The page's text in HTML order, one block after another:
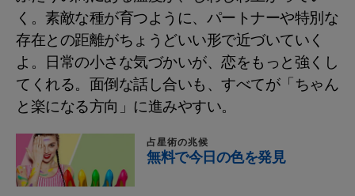
く。素敵な種が育つように、パートナーや特別な
存在との距離がちょうどいい形で近づいていく
よ。日常の小さな気づかいが、恋をもっと強くし
てくれる。面倒な話し合いも、すべてが「ちゃん
と楽になる方向」に進みやすい。
占星術の兆候
無料で今日の色を発見